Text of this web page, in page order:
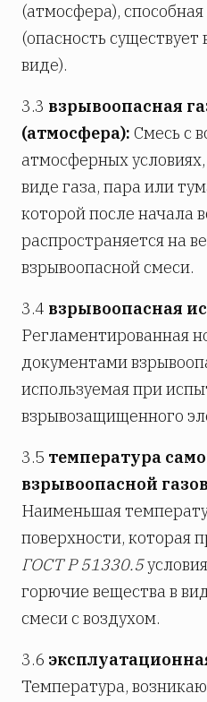
(атмосфера),
(опасность
виде).
3.3 взрывоопасная
(атмосфера): Смесь с
атмосферных
виде газа, пара или
которой после начала
распространяется на
взрывоопасной смеси.
3.4 взрывоопасная
Регламентированная
документами
используемая при
взрывозащищенного
3.5 температура
взрывоопасной
Наименьшая
поверхности, которая
ГОСТ Р 51330.5
горючие вещества в
смеси с воздухом.
3.6
Температура,